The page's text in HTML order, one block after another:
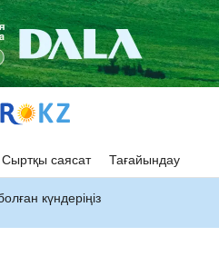
Сыртқы саясат Тағайындау
күндеріңіз